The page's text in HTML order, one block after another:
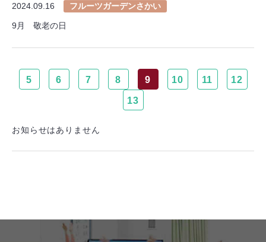
2024.09.16 フルーツガーデンさかい
9月 敬老の日
5 6 7 8 9 10 11 12
13
お知らせはありません